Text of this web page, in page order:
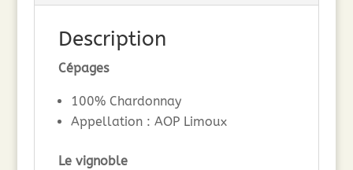
Description
Cépages
100% Chardonnay
Appellation : AOP Limoux
Le vignoble